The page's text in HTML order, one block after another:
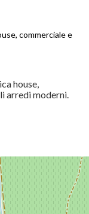
commerciale e
house,
arredi moderni.